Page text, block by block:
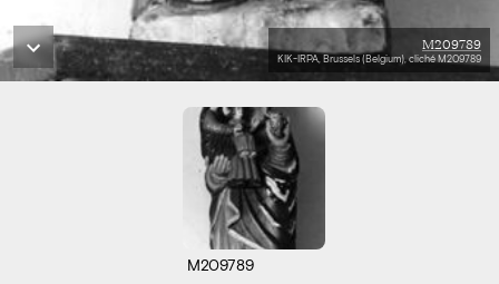
M209789
KIK-IRPA, Brussels (Belgium), cliché M209789
M209789